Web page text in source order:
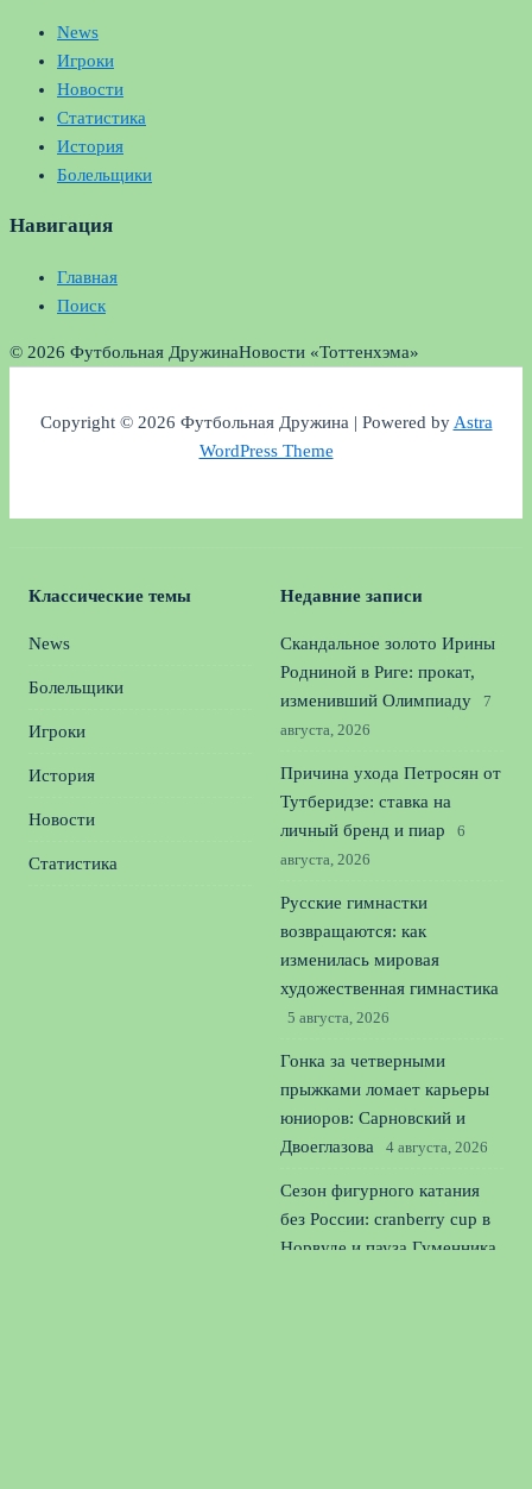
News
Игроки
Новости
Статистика
История
Болельщики
Навигация
Главная
Поиск
© 2026 Футбольная ДружинаНовости «Тоттенхэма»
Copyright © 2026 Футбольная Дружина | Powered byAstra
WordPress Theme
Классические темы
News
Болельщики
Игроки
История
Новости
Статистика
Недавние записи
Скандальное золото Ирины
Родниной в Риге: прокат,
изменивший Олимпиаду
7
августа, 2026
Причина ухода Петросян от
Тутберидзе: ставка на
личный бренд и пиар
6
августа, 2026
Русские гимнастки
возвращаются: как
изменилась мировая
художественная гимнастика
5 августа, 2026
Гонка за четверными
прыжками ломает карьеры
юниоров: Сарновский и
Двоеглазова
4 августа, 2026
Сезон фигурного катания
без России: cranberry cup в
Норвуде и пауза Гуменника